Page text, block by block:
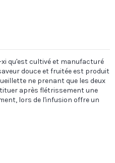
qu'est cultivé et manufacturé
douce et fruitée est produit
ne prenant que les deux
après flétrissement une
lors de l'infusion offre un